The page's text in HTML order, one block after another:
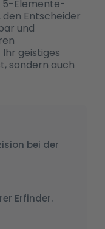
5-Elemente-
Entscheider
und
geistiges
sondern auch
bei der
Erfinder.